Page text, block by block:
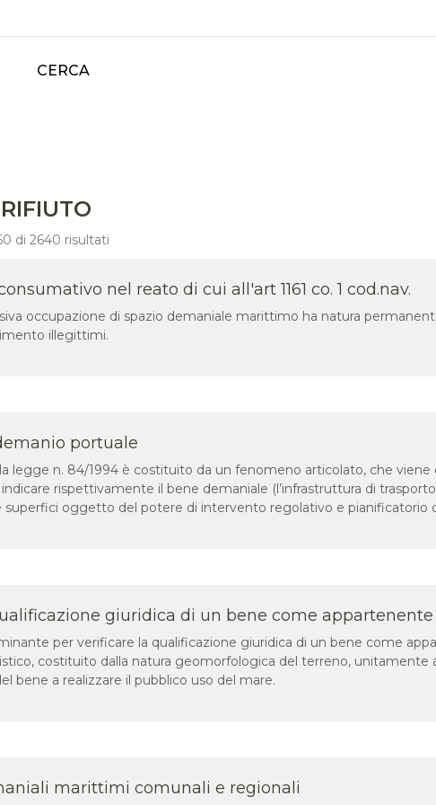
CERCA
di 2640 risultati
nel reato di cui all'art 1161 co. 1 cod.nav.
occupazione di spazio demaniale marittimo ha natura
illegittimi.
portuale
legge n. 84/1994 è costituito da un fenomeno articolato, che viene
indicare rispettivamente il bene demaniale (l’infrastruttura di
superfici oggetto del potere di intervento regolativo e pianificatorio
giuridica di un bene come
per verificare la qualificazione giuridica di un bene come
costituito dalla natura geomorfologica del terreno, unitamente
bene a realizzare il pubblico uso del mare.
marittimi comunali e regionali